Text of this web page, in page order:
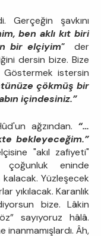
Gerçeğin şavkını
ben aklı kıt biri
bir elçiyim"der
dersin bize. Bize
istersin
çökmüş bir
içindesiniz.”
ağzından. “…
bekleyeceğim.”
"akıl zafiyeti"
çoğunluk eninde
Yüzleşecek
yıkılacak. Karanlık
bize. Lâkin
sayıyoruz hâlâ.
Âh,